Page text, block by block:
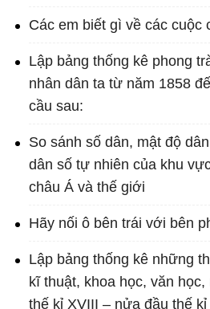
Các em biết gì về các cuộc
Lập bảng thống kê phong
nhân dân ta từ năm 1858
cầu sau:
So sánh số dân, mật độ
dân số tự nhiên của khu
châu Á và thế giới
Hãy nối ô bên trái với bên
Lập bảng thống kê những
kĩ thuật, khoa học, văn
thế kỉ XVIII – nửa đầu thế